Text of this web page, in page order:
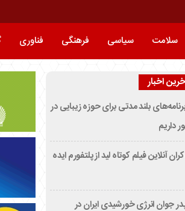
سلامت سیاسی فرهنگی فناوری
اخبار
بلند مدتی برای حوزه زیبایی در
داریم
آنلاین فیلم کوتاه لید از پلتفورم ایده
جوان انرژی خورشیدی ایران در